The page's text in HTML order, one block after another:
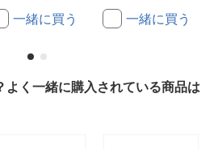
一緒に買う 一緒に買う
よく一緒に購入されている商品は